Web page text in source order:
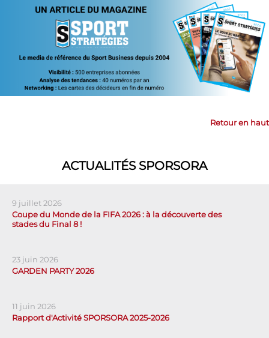
Retour en haut
ACTUALITÉS SPORSORA
9 juillet 2026
Coupe du Monde de la FIFA 2026 : à la découverte des
stades du Final 8 !
23 juin 2026
GARDEN PARTY 2026
11 juin 2026
Rapport d'Activité SPORSORA 2025-2026